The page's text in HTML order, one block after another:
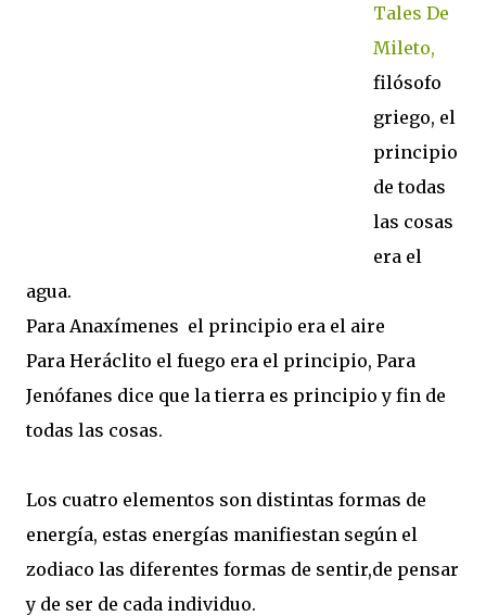
Tales De
Mileto,
filósofo
griego, el
principio
de todas
las cosas
era el
agua.
Para Anaxímenes el principio era el aire
Para Heráclito el fuego era el principio, Para
Jenófanes dice que la tierra es principio y fin de
todas las cosas.
Los cuatro elementos son distintas formas de
energía, estas energías manifiestan según el
zodiaco las diferentes formas de sentir,de pensar
y de ser de cada individuo.